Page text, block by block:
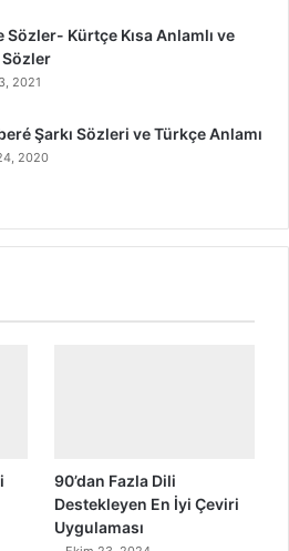
Sözler- Kürtçe Kısa Anlamlı ve
2021
Şarkı Sözleri ve Türkçe Anlamı
2020
90’dan Fazla Dili
Destekleyen En İyi Çeviri
Uygulaması